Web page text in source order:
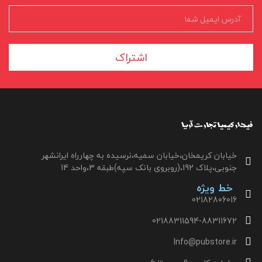
اشتراک
خیابان کریمخان،خیابان سمیه،نرسیده به چهارراه ایرانشهر
جنوبی،پلاک 192،(روبروی بانک سپه)طبقه 3،واحد 14
خط ویژه
02182806016
02188311594-88311672
Info@pubstore.ir